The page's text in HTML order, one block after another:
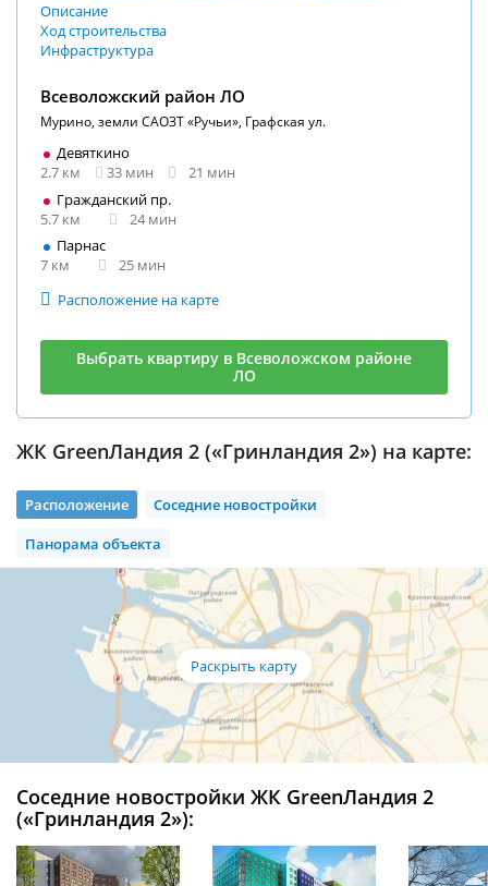
Описание
Ход строительства
Инфраструктура
Всеволожский район ЛО
Мурино, земли САОЗТ «Ручьи», Графская ул.
Девяткино
2.7 км
33 мин
21 мин
Гражданский пр.
5.7 км
24 мин
Парнас
7 км
25 мин
Расположение на карте
Выбрать квартиру в Всеволожском районе
ЛО
ЖК GreenЛандия 2 («Гринландия 2») на карте:
Расположение
Соседние новостройки
Панорама объекта
Соседние новостройки ЖК GreenЛандия 2
(«Гринландия 2»):